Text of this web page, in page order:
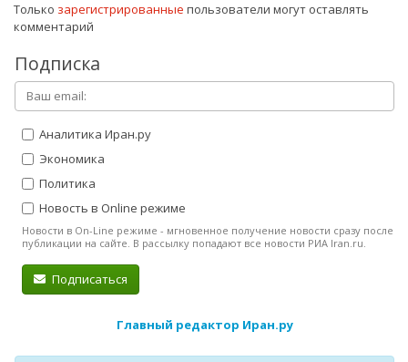
Только зарегистрированные пользователи могут оставлять
комментарий
Подписка
Аналитика Иран.ру
Экономика
Политика
Новость в Online режиме
Новости в On-Line режиме - мгновенное получение новости сразу после
публикации на сайте. В рассылку попадают все новости РИА Iran.ru.
Подписаться
Главный редактор Иран.ру